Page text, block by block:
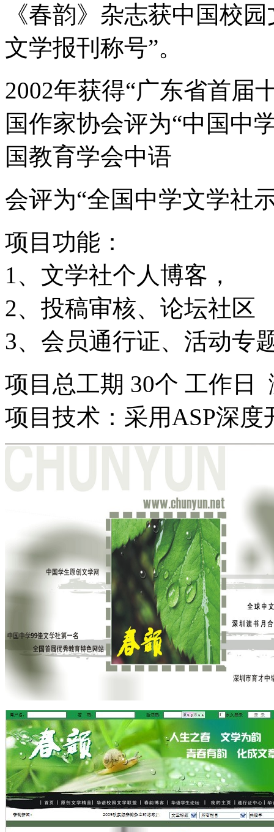
《春韵》杂志获中国校
文学报刊称号”。
2002年获得“广东省首届
国作家协会评为“中国中
国教育学会中语
会评为“全国中学文学社
项目功能：
1、文学社个人博客，
2、投稿审核、论坛社区
3、会员通行证、活动专
项目总工期 30个 工作日
项目技术：采用ASP深度